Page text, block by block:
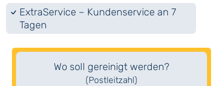
ExtraService – Kundenservice an 7
Tagen
Wo soll gereinigt werden?
(Postleitzahl)